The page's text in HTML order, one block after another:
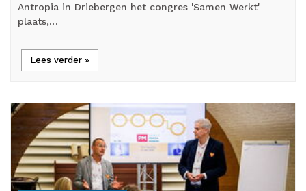
Antropia in Driebergen het congres 'Samen Werkt'
plaats,…
Lees verder »